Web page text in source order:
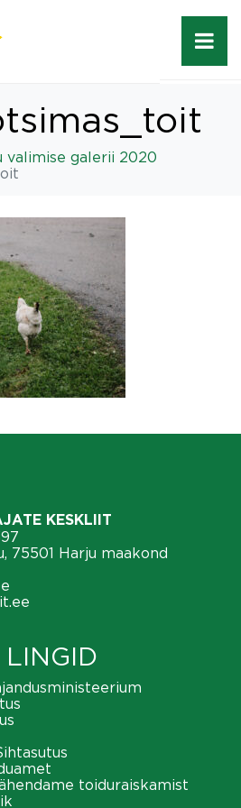
valimise galerii 2020
KESKLIIT
75501 Harju maakond
LINGID
toiduraiskamist